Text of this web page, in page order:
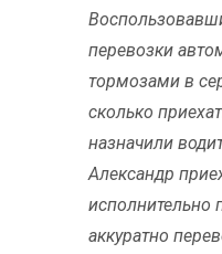
перевозки
тормозами в
сколько
назначили
Александр
аккуратно